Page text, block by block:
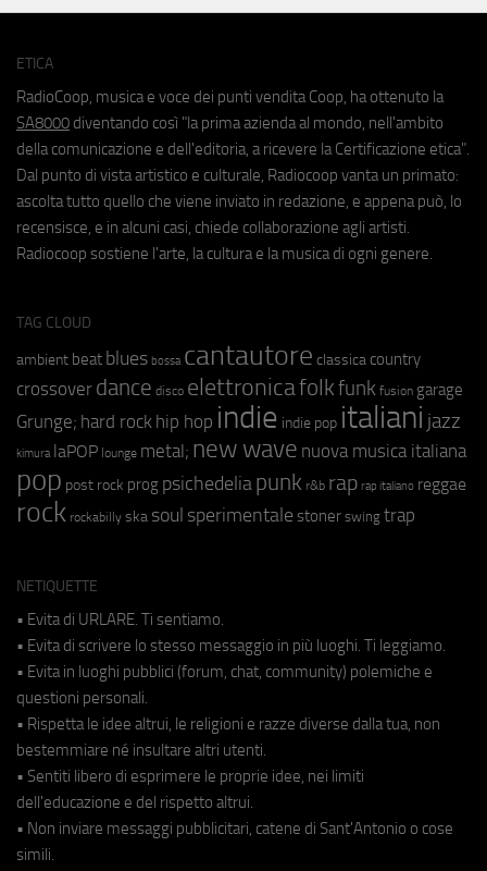
ETICA
RadioCoop, musica e voce dei punti vendita Coop, ha ottenuto la
SA8000 diventando così "la prima azienda al mondo, nell'ambito
della comunicazione e dell'editoria, a ricevere la Certificazione etica".
Dal punto di vista artistico e culturale, Radiocoop vanta un primato:
ascolta tutto quello che viene inviato in redazione, e appena può, lo
recensisce, e in alcuni casi, chiede collaborazione agli artisti.
Radiocoop sostiene l'arte, la cultura e la musica di ogni genere.
TAG CLOUD
ambient beat blues bossa cantautore classica country
crossover dance disco elettronicafolkfunk fusion garage
Grunge; hard rock hip hop indie indie pop italiani jazz
kimura laPOP lounge metal; new wave nuova musica italiana
pop post rock prog psichedeliapunk r&b rap rap italiano reggae
rock rockabilly ska soul sperimentale stoner swing trap
NETIQUETTE
• Evita di URLARE. Ti sentiamo.
• Evita di scrivere lo stesso messaggio in più luoghi. Ti leggiamo.
• Evita in luoghi pubblici (forum, chat, community) polemiche e
questioni personali.
• Rispetta le idee altrui, le religioni e razze diverse dalla tua, non
bestemmiare né insultare altri utenti.
• Sentiti libero di esprimere le proprie idee, nei limiti
dell'educazione e del rispetto altrui.
• Non inviare messaggi pubblicitari, catene di Sant'Antonio o cose
simili.